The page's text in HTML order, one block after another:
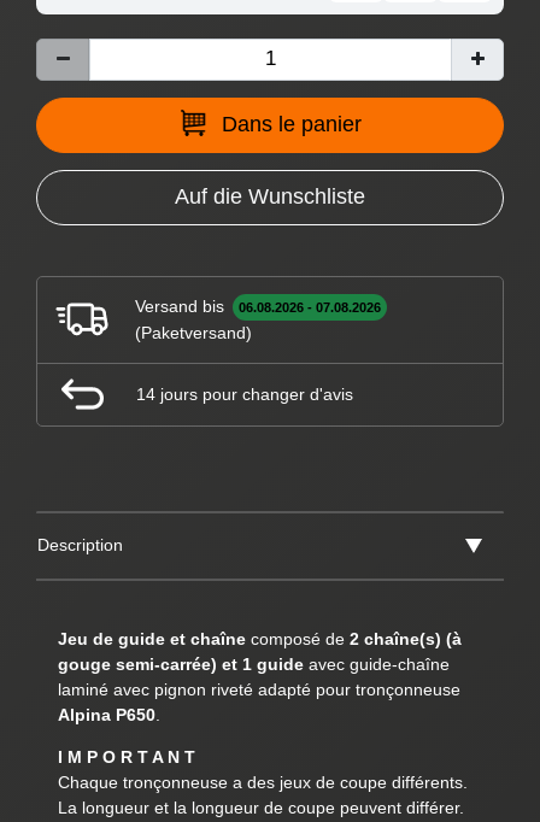
Dans le panier
Auf die Wunschliste
Versand bis 06.08.2026 - 07.08.2026
(Paketversand)
14 jours pour changer d'avis
Description
Jeu de guide et chaîne composé de 2 chaîne(s) (à
gouge semi-carrée) et 1 guide avec guide-chaîne
laminé avec pignon riveté adapté pour tronçonneuse
Alpina P650.
I M P O R T A N T
Chaque tronçonneuse a des jeux de coupe différents.
La longueur et la longueur de coupe peuvent différer.